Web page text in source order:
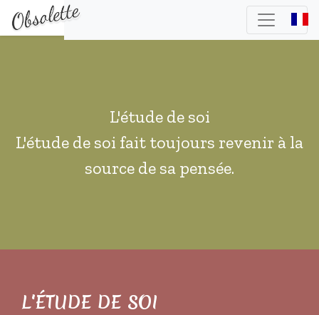
L'étude de soi
L'étude de soi fait toujours revenir à la
source de sa pensée.
L'ÉTUDE DE SOI